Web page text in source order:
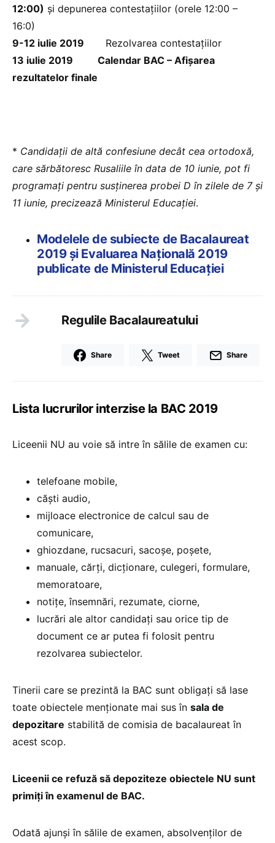
12:00) și depunerea contestațiilor (orele 12:00 –
16:0)
9-12 iulie 2019 Rezolvarea contestațiilor
13 iulie 2019 Calendar BAC – Afișarea
rezultatelor finale
* Candidaţii de altă confesiune decât cea ortodoxă,
care sărbătoresc Rusaliile în data de 10 iunie, pot fi
programaţi pentru susţinerea probei D în zilele de 7 şi
11 iunie, precizează Ministerul Educației.
Modelele de subiecte de Bacalaureat
2019 și Evaluarea Națională 2019
publicate de Ministerul Educației
Regulile Bacalaureatului
Share Tweet Share
Lista lucrurilor interzise la BAC 2019
Liceenii NU au voie să intre în sălile de examen cu:
telefoane mobile,
căști audio,
mijloace electronice de calcul sau de
comunicare,
ghiozdane, rucsacuri, sacoșe, poșete,
manuale, cărți, dicționare, culegeri, formulare,
memoratoare,
notițe, însemnări, rezumate, ciorne,
lucrări ale altor candidați sau orice tip de
document ce ar putea fi folosit pentru
rezolvarea subiectelor.
Tinerii care se prezintă la BAC sunt obligați să lase
toate obiectele menționate mai sus în sala de
depozitare stabilită de comisia de bacalaureat în
acest scop.
Liceenii ce refuză să depoziteze obiectele NU sunt
primiți în examenul de BAC.
Odată ajunși în sălile de examen, absolvenților de